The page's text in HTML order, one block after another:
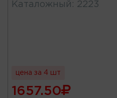
Каталожный : 2223
цена за 4 шт
1657.50